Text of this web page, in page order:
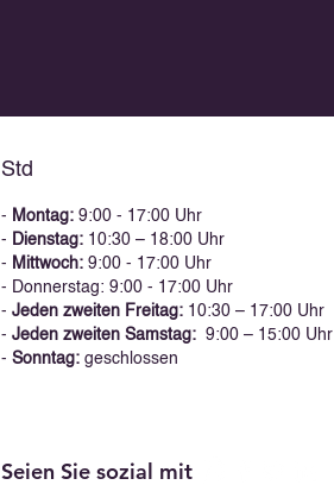
Std
- Montag: 9:00 - 17:00 Uhr
- Dienstag: 10:30 – 18:00 Uhr
- Mittwoch: 9:00 - 17:00 Uhr
- Donnerstag: 9:00 - 17:00 Uhr
- Jeden zweiten Freitag: 10:30 – 17:00 Uhr
- Jeden zweiten Samstag: 9:00 – 15:00 Uhr
- Sonntag: geschlossen
Seien Sie sozial mit